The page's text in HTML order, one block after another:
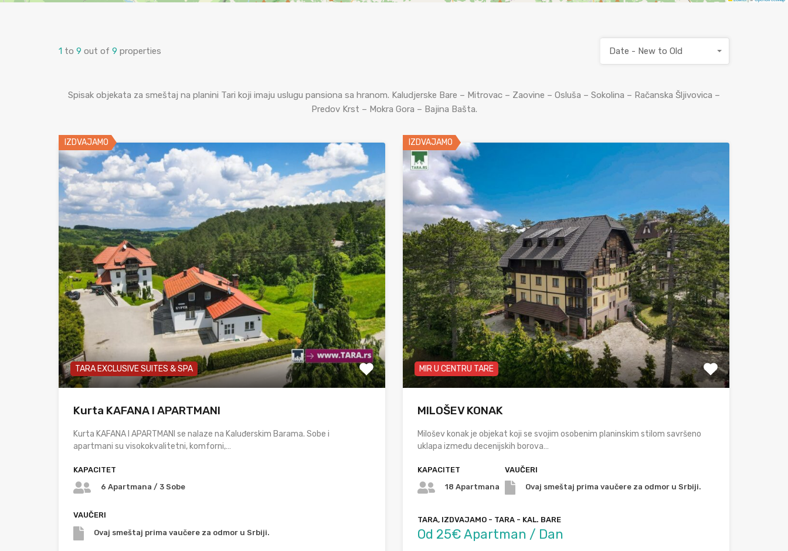
1 to 9 out of 9 properties Date - New to Old
Spisak objekata za smeštaj na planini Tari koji imaju uslugu pansiona sa hranom. Kaludjerske Bare – Mitrovac – Zaovine – Osluša – Sokolina – Račanska Šljivovica –
Predov Krst – Mokra Gora – Bajina Bašta.
IZDVAJAMO
TARA EXCLUSIVE SUITES & SPA
Kurta KAFANA I APARTMANI
Kurta KAFANA I APARTMANI se nalaze na Kaluđerskim Barama. Sobe i
apartmani su visokokvalitetni, komforni,…
KAPACITET
6 Apartmana / 3 Sobe
VAUČERI
Ovaj smeštaj prima vaučere za odmor u Srbiji.
IZDVAJAMO
MIR U CENTRU TARE
MILOŠEV KONAK
Milošev konak je objekat koji se svojim osobenim planinskim stilom savršeno
uklapa između decenijskih borova…
KAPACITET
18 Apartmana
VAUČERI
Ovaj smeštaj prima vaučere za odmor u Srbiji.
TARA, IZDVAJAMO - TARA - KAL. BARE
Od 25€ Apartman / Dan